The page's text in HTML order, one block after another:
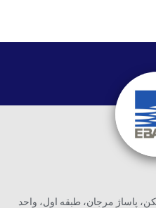
پاساژ مرجان، طبقه اول، واحد